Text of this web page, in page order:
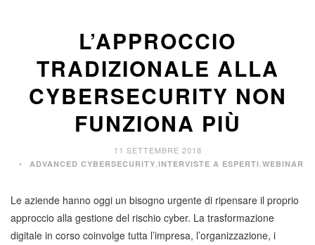
L’APPROCCIO
TRADIZIONALE ALLA
CYBERSECURITY NON
FUNZIONA PIÙ
11 SETTEMBRE 2018
ADVANCED CYBERSECURITY INTERVISTE A ESPERTI WEBINAR
Le aziende hanno oggi un bisogno urgente di ripensare il proprio
approccio alla gestione del rischio cyber. La trasformazione
digitale in corso coinvolge tutta l’impresa, l’organizzazione, i